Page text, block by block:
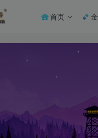
首页